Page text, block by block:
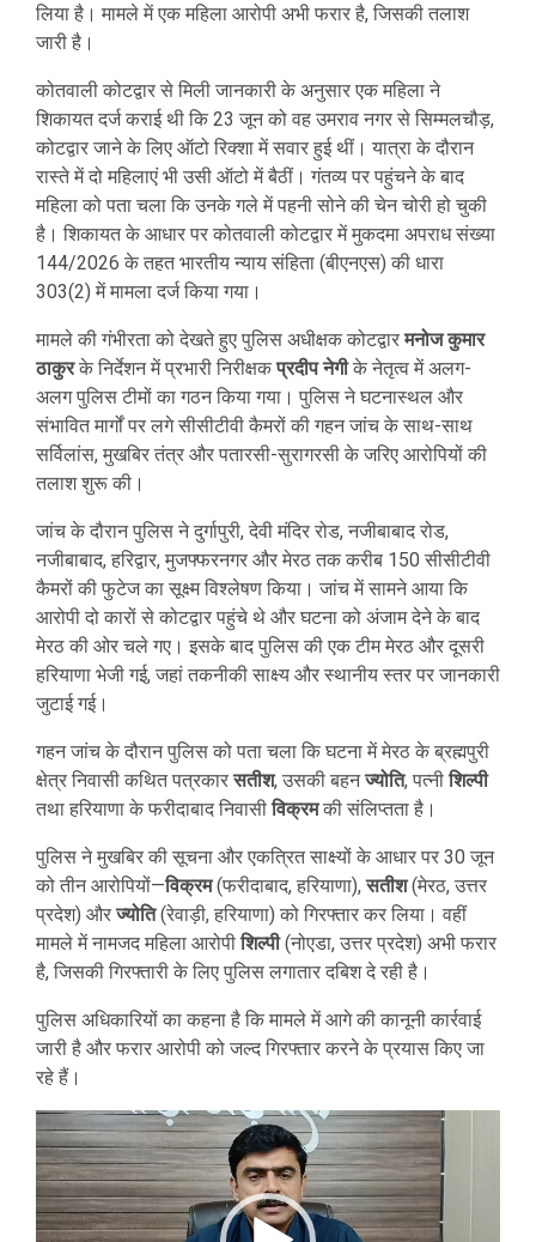
लिया है। मामले में एक महिला आरोपी अभी फरार है, जिसकी तलाश
जारी है।
कोतवाली कोटद्वार से मिली जानकारी के अनुसार एक महिला ने
शिकायत दर्ज कराई थी कि 23 जून को वह उमराव नगर से सिम्मलचौड़,
कोटद्वार जाने के लिए ऑटो रिक्शा में सवार हुई थीं। यात्रा के दौरान
रास्ते में दो महिलाएं भी उसी ऑटो में बैठीं। गंतव्य पर पहुंचने के बाद
महिला को पता चला कि उनके गले में पहनी सोने की चेन चोरी हो चुकी
है। शिकायत के आधार पर कोतवाली कोटद्वार में मुकदमा अपराध संख्या
144/2026 के तहत भारतीय न्याय संहिता (बीएनएस) की धारा
303(2) में मामला दर्ज किया गया।
मामले की गंभीरता को देखते हुए पुलिस अधीक्षक कोटद्वारमनोज कुमार
ठाकुरके निर्देशन में प्रभारी निरीक्षकप्रदीप नेगीके नेतृत्व में अलग-
अलग पुलिस टीमों का गठन किया गया। पुलिस ने घटनास्थल और
संभावित मार्गों पर लगे सीसीटीवी कैमरों की गहन जांच के साथ-साथ
सर्विलांस, मुखबिर तंत्र और पतारसी-सुरागरसी के जरिए आरोपियों की
तलाश शुरू की।
जांच के दौरान पुलिस ने दुर्गापुरी, देवी मंदिर रोड, नजीबाबाद रोड,
नजीबाबाद, हरिद्वार, मुजफ्फरनगर और मेरठ तक करीब 150 सीसीटीवी
कैमरों की फुटेज का सूक्ष्म विश्लेषण किया। जांच में सामने आया कि
आरोपी दो कारों से कोटद्वार पहुंचे थे और घटना को अंजाम देने के बाद
मेरठ की ओर चले गए। इसके बाद पुलिस की एक टीम मेरठ और दूसरी
हरियाणा भेजी गई, जहां तकनीकी साक्ष्य और स्थानीय स्तर पर जानकारी
जुटाई गई।
गहन जांच के दौरान पुलिस को पता चला कि घटना में मेरठ के ब्रह्मपुरी
क्षेत्र निवासी कथित पत्रकारसतीश, उसकी बहनज्योति, पत्नीशिल्पी
तथा हरियाणा के फरीदाबाद निवासीविक्रमकी संलिप्तता है।
पुलिस ने मुखबिर की सूचना और एकत्रित साक्ष्यों के आधार पर 30 जून
को तीन आरोपियों—विक्रम(फरीदाबाद, हरियाणा),सतीश(मेरठ, उत्तर
प्रदेश) औरज्योति(रेवाड़ी, हरियाणा) को गिरफ्तार कर लिया। वहीं
मामले में नामजद महिला आरोपीशिल्पी(नोएडा, उत्तर प्रदेश) अभी फरार
है, जिसकी गिरफ्तारी के लिए पुलिस लगातार दबिश दे रही है।
पुलिस अधिकारियों का कहना है कि मामले में आगे की कानूनी कार्रवाई
जारी है और फरार आरोपी को जल्द गिरफ्तार करने के प्रयास किए जा
रहे हैं।
Video
Player